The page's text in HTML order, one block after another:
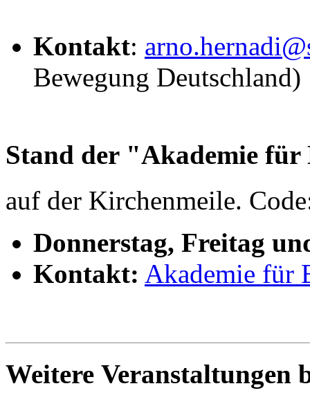
Kontakt:
Bewegung Deutschland)
Stand der "Akademie
auf der Kirchenmeile.
Donnerstag, Freitag
Kontakt: Akademie für
Weitere Veranstaltungen